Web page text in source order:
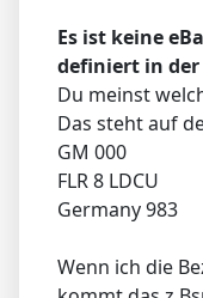
Es ist keine
definiert in
Du meinst
Das steht auf
GM 000
FLR 8 LDCU
Germany 983
Wenn ich die